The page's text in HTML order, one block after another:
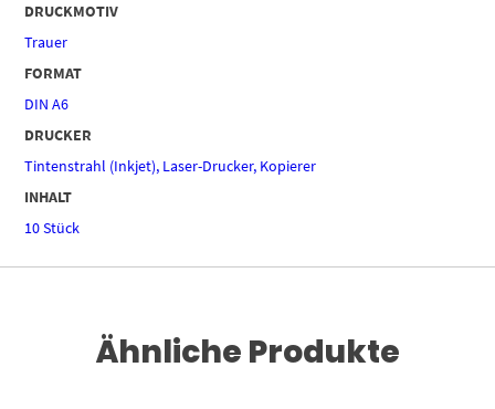
DRUCKMOTIV
Trauer
FORMAT
DIN A6
DRUCKER
Tintenstrahl (Inkjet), Laser-Drucker, Kopierer
INHALT
10 Stück
Ähnliche Produkte